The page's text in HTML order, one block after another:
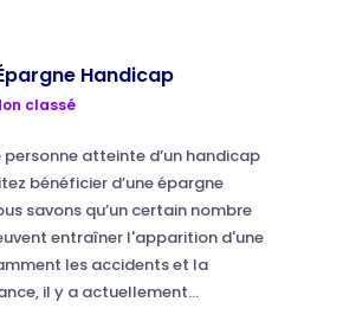
Handicap
classé
personne atteinte d’un handicap
bénéficier d’une épargne
savons qu’un certain nombre
entraîner l'apparition d'une
les accidents et la
il y a actuellement...